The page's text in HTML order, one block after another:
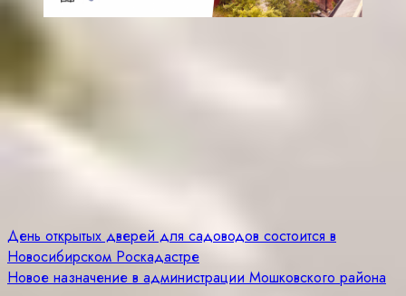
Навигация
по
День открытых дверей для садоводов состоится в
Новосибирском Роскадастре
Новое назначение в администрации Мошковского района